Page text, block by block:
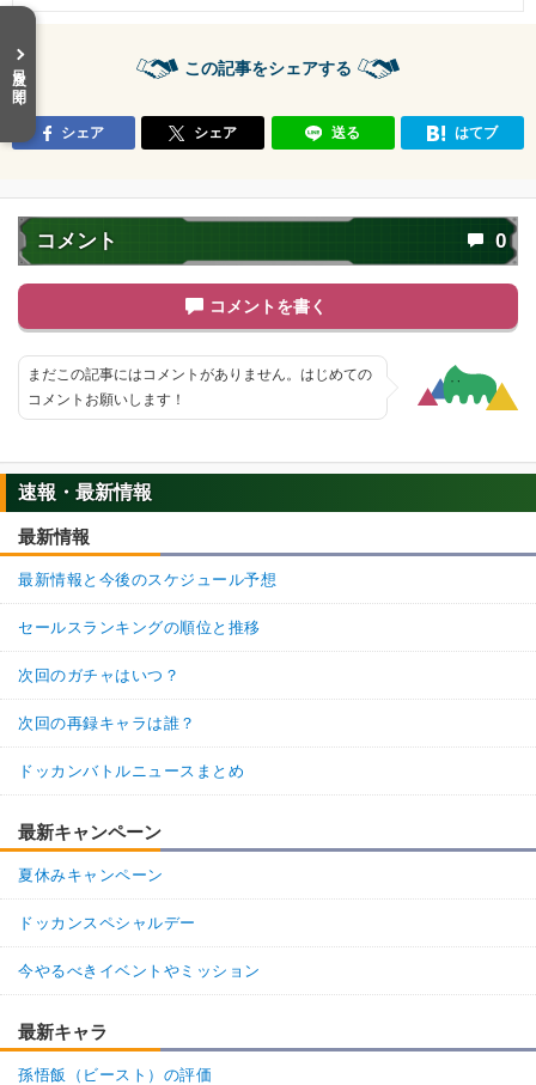
この記事をシェアする
シェア シェア 送る はてブ
コメント 0
コメントを書く
まだこの記事にはコメントがありません。はじめての
コメントお願いします！
目次を開く
速報・最新情報
最新情報
最新情報と今後のスケジュール予想
セールスランキングの順位と推移
次回のガチャはいつ？
次回の再録キャラは誰？
ドッカンバトルニュースまとめ
最新キャンペーン
夏休みキャンペーン
ドッカンスペシャルデー
今やるべきイベントやミッション
最新キャラ
孫悟飯（ビースト）の評価